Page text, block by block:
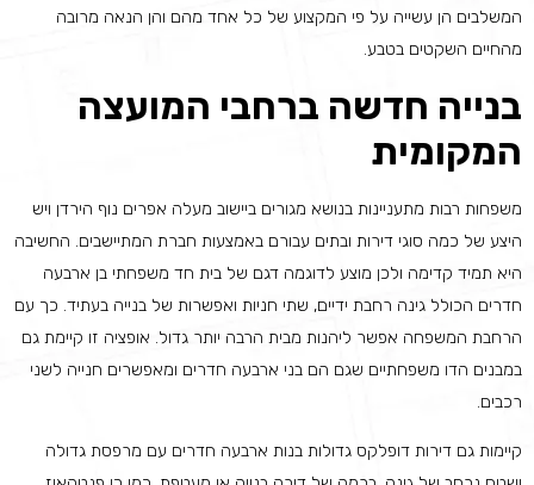
המשלבים הן עשייה על פי המקצוע של כל אחד מהם והן הנאה מרובה
מהחיים השקטים בטבע.
בנייה חדשה ברחבי המועצה
המקומית
משפחות רבות מתעניינות בנושא מגורים ביישוב מעלה אפרים נוף הירדן ויש
היצע של כמה סוגי דירות ובתים עבורם באמצעות חברת המתיישבים. החשיבה
היא תמיד קדימה ולכן מוצע לדוגמה דגם של בית חד משפחתי בן ארבעה
חדרים הכולל גינה רחבת ידיים, שתי חניות ואפשרות של בנייה בעתיד. כך עם
הרחבת המשפחה אפשר ליהנות מבית הרבה יותר גדול. אופציה זו קיימת גם
במבנים הדו משפחתיים שגם הם בני ארבעה חדרים ומאפשרים חנייה לשני
רכבים.
קיימות גם דירות דופלקס גדולות בנות ארבעה חדרים עם מרפסת גדולה